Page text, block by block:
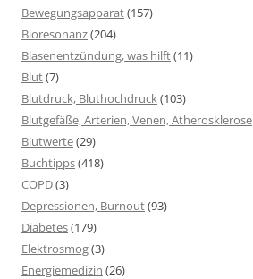
Bewegungsapparat(157)
Bioresonanz(204)
Blasenentzündung, was hilft(11)
Blut(7)
Blutdruck, Bluthochdruck(103)
Blutgefäße, Arterien, Venen, Atherosklerose
Blutwerte(29)
Buchtipps(418)
COPD(3)
Depressionen, Burnout(93)
Diabetes(179)
Elektrosmog(3)
Energiemedizin (26)